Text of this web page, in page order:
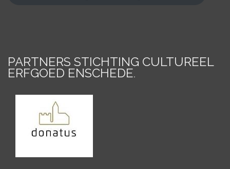
PARTNERS STICHTING CULTUREEL
ERFGOED ENSCHEDE.